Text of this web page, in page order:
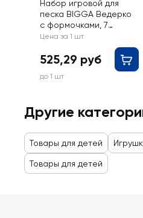
Набор игровой для
песка BIGGA Ведерко
с формочками, 7
предметов Арт.
Цена за 1 шт
525,29 руб
до 1 шт
Другие
Товары для детей
Товары для детей